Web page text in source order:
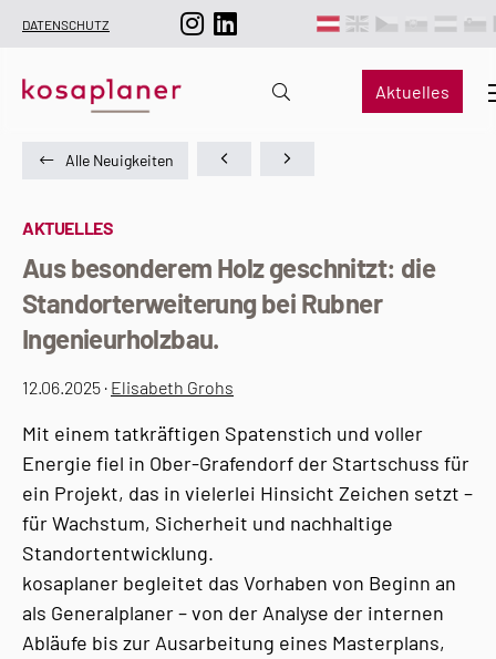
DATENSCHUTZ
Aktuelles
Alle Neuigkeiten
AKTUELLES
Aus besonderem Holz geschnitzt: die
Standorterweiterung bei Rubner
Ingenieurholzbau.
12.06.2025 · Elisabeth Grohs
Mit einem tatkräftigen Spatenstich und voller
Energie fiel in Ober-Grafendorf der Startschuss für
ein Projekt, das in vielerlei Hinsicht Zeichen setzt –
für Wachstum, Sicherheit und nachhaltige
Standortentwicklung.
kosaplaner begleitet das Vorhaben von Beginn an
als Generalplaner – von der Analyse der internen
Abläufe bis zur Ausarbeitung eines Masterplans,